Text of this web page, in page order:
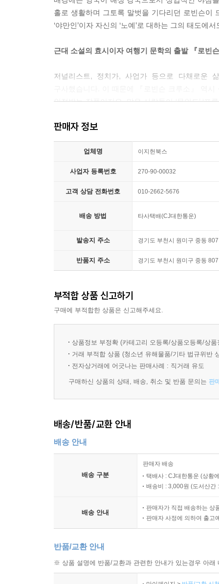
홀로 생활하며 그토록 말벗을 기다리던 로빈슨이
‘야만인’이자 자신의 ‘노예’로 대하는 그의 태도에
근대 소설의 효시이자 여행기 문학의 출발 『로빈
저널리스트, 정치가, 사업가 등으로 다채로운
인정받는 작품이지요. 많은 사람들이 ‘무인도’ ‘
소재로 한 2차, 3차 창작의 모티프가 되는 등 수많
판매자 정보
업체명 이지헌북스
사업자 등록번호 270-90-00032
고객 상담 전화번호 010-2662-5676
배송 방법 타사택배(CJ대한통운)
발송지 주소 경기도 부천시 원미구 중동
반품지 주소 경기도 부천시 원미구 중동
부적합 상품 신고하기
구매에 부적합한 상품은 신고해주세요.
상품정보 부정확 (카테고리 오등록/상품오등록/상
거래 부적합 상품 (청소년 유해물품/기타 법규위반
전자상거래에 어긋나는 판매사례 : 직거래 유도
구매하신 상품의 상태, 배송, 취소 및 반품 문의는 판
배송/반품/교환 안내
배송 안내
배송 구분
판매자 배송
택배사 : CJ대한통운 (상황
배송비 : 3,000원 (도서산간
배송 안내
판매자가 직접 배송하는 상
판매자 사정에 의하여 출고
반품/교환 안내
※ 상품 설명에 반품/교환과 관련한 안내가 있는경우 아